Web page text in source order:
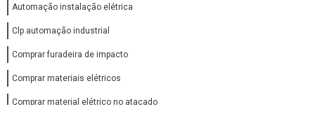
Automação instalação elétrica
Clp automação industrial
Comprar furadeira de impacto
Comprar materiais elétricos
Comprar material elétrico no atacado